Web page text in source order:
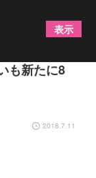
ンタ"店員"メ
も新たに8
2018.7.11
表示